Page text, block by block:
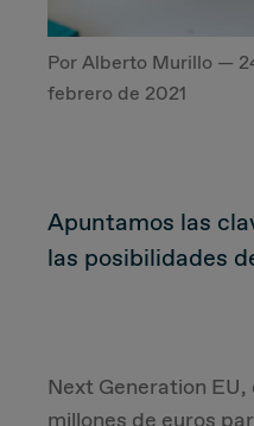
CUSTOMER
Marketing Strategy
Customer Experience
Por Alberto Murillo —
febrero de 2021
Apuntamos las
las posibilidades
Next Generation
millones de euros